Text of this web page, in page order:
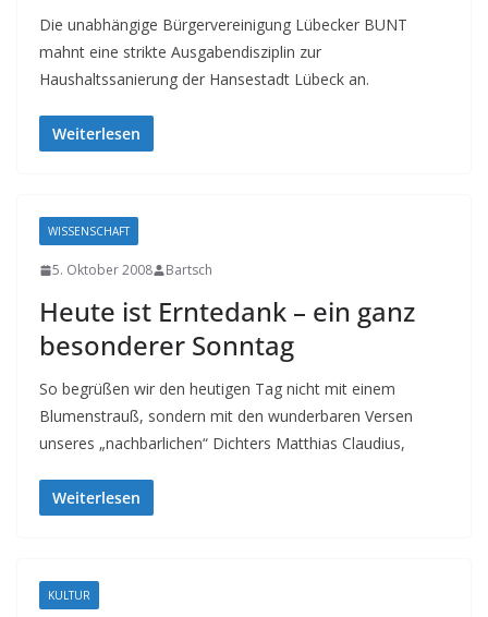
Die unabhängige Bürgervereinigung Lübecker BUNT
mahnt eine strikte Ausgabendisziplin zur
Haushaltssanierung der Hansestadt Lübeck an.
Weiterlesen
WISSENSCHAFT
5. Oktober 2008 Bartsch
Heute ist Erntedank – ein ganz
besonderer Sonntag
So begrüßen wir den heutigen Tag nicht mit einem
Blumenstrauß, sondern mit den wunderbaren Versen
unseres „nachbarlichen“ Dichters Matthias Claudius,
Weiterlesen
KULTUR